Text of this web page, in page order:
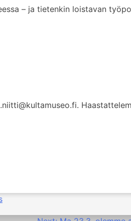
– ja tietenkin loistavan